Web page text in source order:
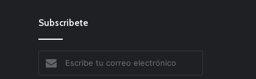
Subscribete
tu